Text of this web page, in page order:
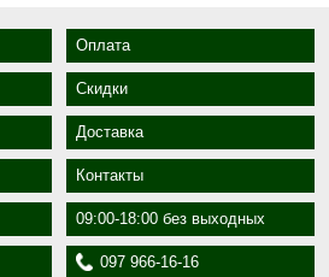
Оплата
Скидки
Доставка
Контакты
09:00-18:00 без выходных
097 966-16-16